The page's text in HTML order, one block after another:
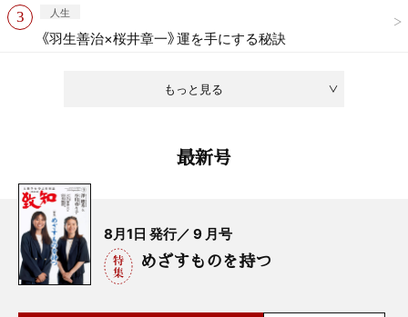
もっと見る
人生
《羽生善治×桜井章一》運を手にする秘訣
最新号
8月1日 発行／ 9 月号
めざすものを持つ